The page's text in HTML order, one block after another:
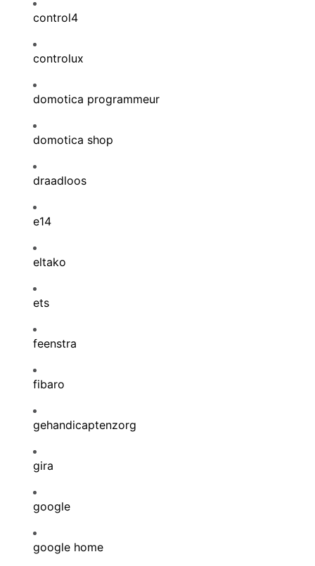
control4
controlux
domotica programmeur
domotica shop
draadloos
e14
eltako
ets
feenstra
fibaro
gehandicaptenzorg
gira
google
google home